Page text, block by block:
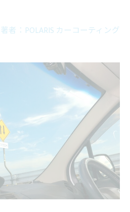
著者：POLARIS カーコーティング